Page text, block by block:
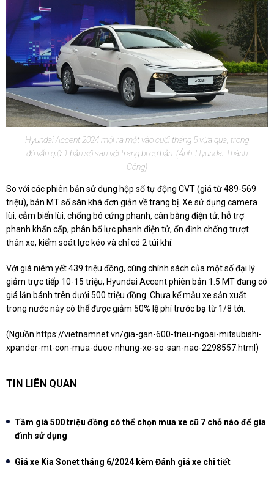
Hyundai Accent 2024 mới ra mắt vào cuối tháng 5 vừa qua, trong
đó vẫn giữ 1 bản số sàn với trang bị cơ bản. (Ảnh: Hyundai Thành
Công)
So với các phiên bản sử dụng hộp số tự động CVT (giá từ 489-569
triệu), bản MT số sàn khá đơn giản về trang bị. Xe sử dụng camera
lùi, cảm biến lùi, chống bó cứng phanh, cân bằng điện tử, hỗ trợ
phanh khẩn cấp, phân bổ lực phanh điện tử, ổn định chống trượt
thân xe, kiểm soát lực kéo và chỉ có 2 túi khí.
Với giá niêm yết 439 triệu đồng, cùng chính sách của một số đại lý
giảm trực tiếp 10-15 triệu, Hyundai Accent phiên bản 1.5 MT đang có
giá lăn bánh trên dưới 500 triệu đồng. Chưa kể mẫu xe sản xuất
trong nước này có thể được giảm 50% lệ phí trước bạ từ 1/8 tới.
(Nguồn https://vietnamnet.vn/gia-gan-600-trieu-ngoai-mitsubishi-
xpander-mt-con-mua-duoc-nhung-xe-so-san-nao-2298557.html )
TIN LIÊN QUAN
Tầm giá 500 triệu đồng có thể chọn mua xe cũ 7 chỗ nào để gia
đình sử dụng
Giá xe Kia Sonet tháng 6/2024 kèm Đánh giá xe chi tiết